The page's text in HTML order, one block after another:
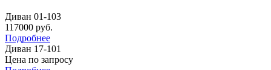
Диван 01-103
117000 руб.
Подробнее
Диван 17-101
Цена по запросу